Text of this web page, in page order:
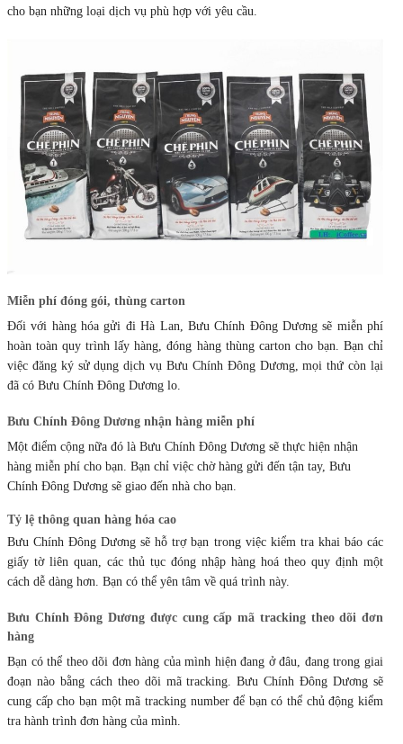
cho bạn những loại dịch vụ phù hợp với yêu cầu.
Miễn phí đóng gói, thùng carton
Đối với hàng hóa gửi đi Hà Lan, Bưu Chính Đông Dương sẽ miễn phí
hoàn toàn quy trình lấy hàng, đóng hàng thùng carton cho bạn. Bạn chỉ
việc đăng ký sử dụng dịch vụ Bưu Chính Đông Dương, mọi thứ còn lại
đã có Bưu Chính Đông Dương lo.
Bưu Chính Đông Dương nhận hàng miễn phí
Một điểm cộng nữa đó là Bưu Chính Đông Dương sẽ thực hiện nhận
hàng miễn phí cho bạn. Bạn chỉ việc chờ hàng gửi đến tận tay, Bưu
Chính Đông Dương sẽ giao đến nhà cho bạn.
Tỷ lệ thông quan hàng hóa cao
Bưu Chính Đông Dương sẽ hỗ trợ bạn trong việc kiểm tra khai báo các
giấy tờ liên quan, các thủ tục đóng nhập hàng hoá theo quy định một
cách dễ dàng hơn. Bạn có thể yên tâm về quá trình này.
Bưu Chính Đông Dương được cung cấp mã tracking theo dõi đơn
hàng
Bạn có thể theo dõi đơn hàng của mình hiện đang ở đâu, đang trong giai
đoạn nào bằng cách theo dõi mã tracking. Bưu Chính Đông Dương sẽ
cung cấp cho bạn một mã tracking number để bạn có thể chủ động kiểm
tra hành trình đơn hàng của mình.